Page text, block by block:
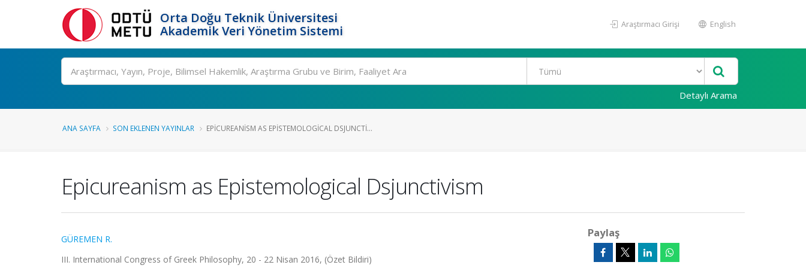
Orta Doğu Teknik Üniversitesi
Akademik Veri Yönetim Sistemi
Araştırmacı Girişi English
Ara
Detaylı Arama
ANA SAYFA SON EKLENEN YAYINLAR EPICUREANISM AS EPISTEMOLOGICAL DSJUNCTI...
Epicureanism as Epistemological Dsjunctivism
GÜREMEN R.
III. International Congress of Greek Philosophy, 20 - 22 Nisan 2016, (Özet Bildiri)
Paylaş